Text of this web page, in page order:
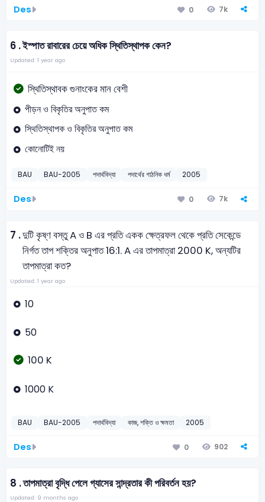
Des 0 7k
6 .ইস্পাত রাবারের চেয়ে অধিক স্থিতিস্থাপক কেন?
Updated: 1 year ago
স্থিতিস্থাবক গুনাংকের মান বেশী
পীড়ন ও বিকৃতির অনুপাত কম
স্থিতিস্থাপক ও বিকৃতির অনুপাত কম
কোনোটিই নয়
BAU BAU-2005 পদার্থবিদ্যা পদার্থের গাঠনিক ধর্ম 2005
Des 0 7k
7 .দুটি কৃষ্ণ বস্তু A ও B এর প্রতি একক ক্ষেত্রফল থেকে প্রতি সেকেন্ডে
নির্গত তাপ শক্তির অনুপাত 16:1. A এর তাপমাত্রা 2000 K, অন্যটির
তাপমাত্রা কত?
Updated: 1 year ago
10
50
100 K
1000 K
BAU BAU-2005 পদার্থবিদ্যা কাজ, শক্তি ও ক্ষমতা 2005
Des 0 902
8 .তাপমাত্রা বৃদ্ধি পেলে গ্যাসের সান্দ্রতার কী পরিবর্তন হয়?
Updated: 9 months ago